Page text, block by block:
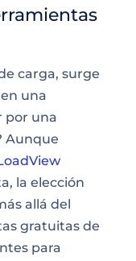
carga, surge
una
por una
Aunque
la elección
allá del
gratuitas de
para